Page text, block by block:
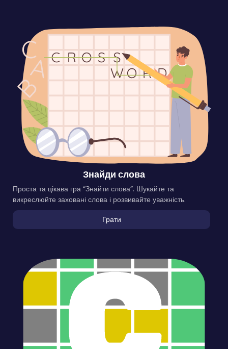
Знайди слова
Проста та цікава гра “Знайти слова”. Шукайте та
викреслюйте заховані слова і розвивайте уважність.
Грати